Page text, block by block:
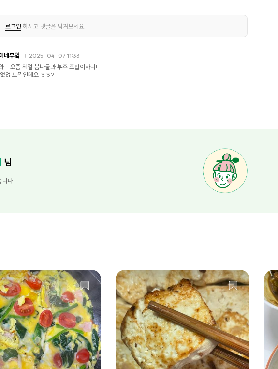
로그인 하시고 댓글을 남겨보세요.
네부엌 2025-04-07 11:33
- 요즘 제철 봄나물과 부추 조합이라니!
없 느낌인데요 ㅎㅎ?
님
다.